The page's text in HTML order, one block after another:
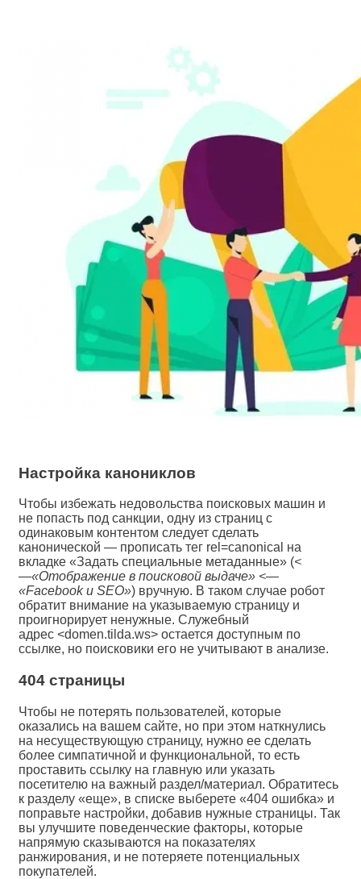
Настройка канониклов
Чтобы избежать недовольства поисковых машин и
не попасть под санкции, одну из страниц с
одинаковым контентом следует сделать
канонической — прописать тег rel=canonical на
вкладке «Задать специальные метаданные» (<
—«Отображение в поисковой выдаче» <—
«Facebook и SEO») вручную. В таком случае робот
обратит внимание на указываемую страницу и
проигнорирует ненужные. Служебный
адрес <domen.tilda.ws> остается доступным по
ссылке, но поисковики его не учитывают в анализе.
404 страницы
Чтобы не потерять пользователей, которые
оказались на вашем сайте, но при этом наткнулись
на несуществующую страницу, нужно ее сделать
более симпатичной и функциональной, то есть
проставить ссылку на главную или указать
посетителю на важный раздел/материал. Обратитесь
к разделу «еще», в списке выберете «404 ошибка» и
поправьте настройки, добавив нужные страницы. Так
вы улучшите поведенческие факторы, которые
напрямую сказываются на показателях
ранжирования, и не потеряете потенциальных
покупателей.